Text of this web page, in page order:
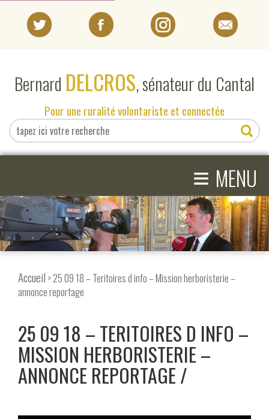
Bernard DELCROS, sénateur du Cantal
Pour une ruralité volontariste et connectée
≡ MENU
EN DIRECT DU SÉNAT
EN DIRECT DU CANTAL
COMPRENDRE LE SÉNAT
Accueil > 25 09 18 – Teritoires d info – Mission herboristerie –
annonce reportage
25 09 18 – TERITOIRES D INFO –
MISSION HERBORISTERIE –
ANNONCE REPORTAGE